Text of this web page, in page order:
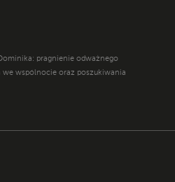
pragnienie odważnego
we wspólnocie oraz poszukiwania